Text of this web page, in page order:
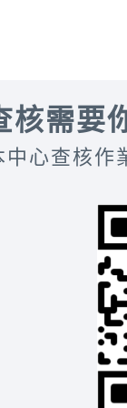
核需要
中心查核作